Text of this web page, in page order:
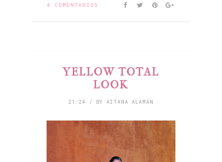
4 COMENTARIOS
YELLOW TOTAL
LOOK
21:24 / BY AITANA ALAMÁN